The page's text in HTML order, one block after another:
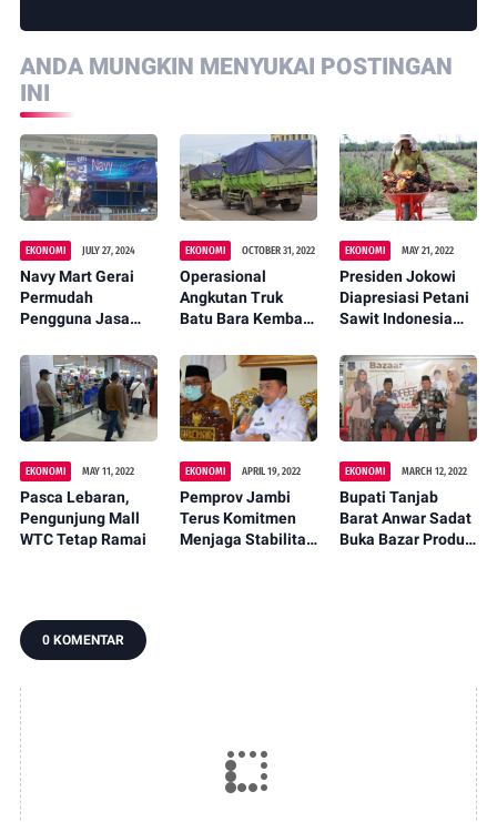
ANDA MUNGKIN MENYUKAI POSTINGAN
INI
EKONOMI JULY 27, 2024
Navy Mart Gerai
Permudah
Pengguna Jasa
Batam
EKONOMI OCTOBER 31, 2022
Operasional
Angkutan Truk
Batu Bara Kembali
Sementara
EKONOMI MAY 21, 2022
Presiden Jokowi
Diapresiasi Petani
Sawit Indonesia
Larangan Ekspor
EKONOMI MAY 11, 2022
Pasca Lebaran,
Pengunjung Mall
WTC Tetap Ramai
EKONOMI APRIL 19, 2022
Pemprov Jambi
Terus Komitmen
Menjaga Stabilitas
EKONOMI MARCH 12, 2022
Bupati Tanjab
Barat Anwar Sadat
Buka Bazar Produk
0 KOMENTAR